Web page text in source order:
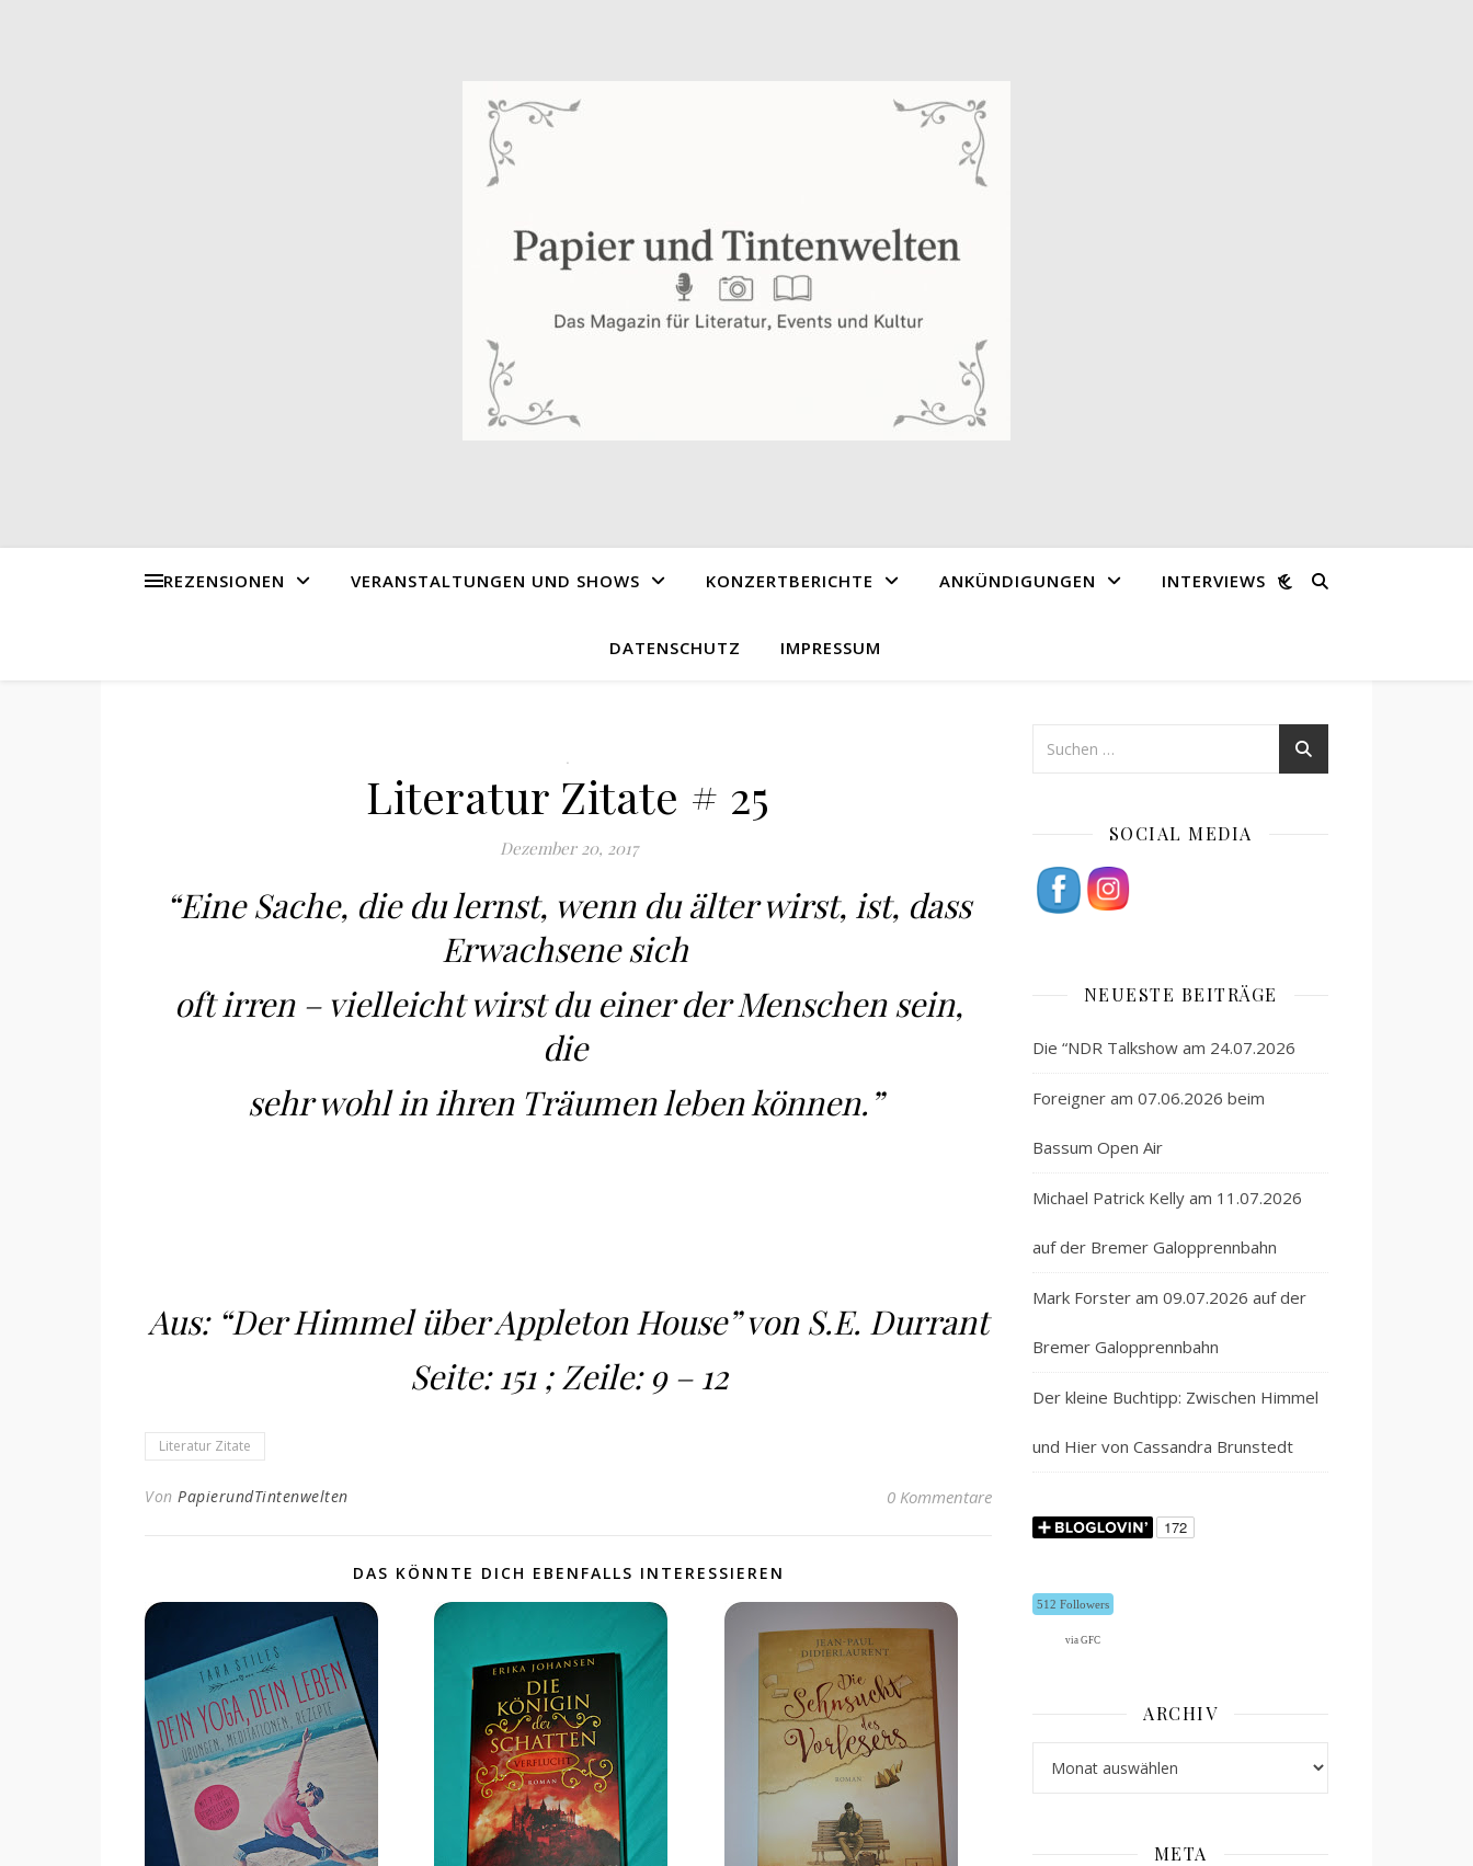
REZENSIONEN VERANSTALTUNGEN UND SHOWS KONZERTBERICHTE ANKÜNDIGUNGEN INTERVIEWS
DATENSCHUTZ IMPRESSUM
.
Literatur Zitate # 25
Dezember 20, 2017
“Eine Sache, die du lernst, wenn du älter wirst, ist, dass
Erwachsene sich
oft irren – vielleicht wirst du einer der Menschen sein,
die
sehr wohl in ihren Träumen leben können.”
Aus: “Der Himmel über Appleton House” von S.E. Durrant
Seite: 151 ; Zeile: 9 – 12
Literatur Zitate
Von PapierundTintenwelten 0 Kommentare
DAS KÖNNTE DICH EBENFALLS INTERESSIEREN
SOCIAL MEDIA
NEUESTE BEITRÄGE
Die “NDR Talkshow am 24.07.2026
Foreigner am 07.06.2026 beim
Bassum Open Air
Michael Patrick Kelly am 11.07.2026
auf der Bremer Galopprennbahn
Mark Forster am 09.07.2026 auf der
Bremer Galopprennbahn
Der kleine Buchtipp: Zwischen Himmel
und Hier von Cassandra Brunstedt
512 Followers
via GFC
ARCHIV
META